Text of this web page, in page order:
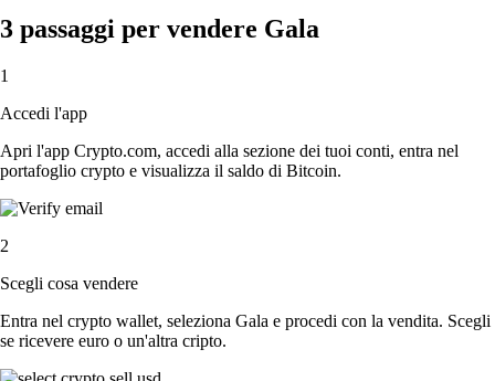
3 passaggi per vendere Gala
1
Accedi l'app
Apri l'app Crypto.com, accedi alla sezione dei tuoi conti, entra nel
portafoglio crypto e visualizza il saldo di Bitcoin.
2
Scegli cosa vendere
Entra nel crypto wallet, seleziona Gala e procedi con la vendita. Scegli
se ricevere euro o un'altra cripto.